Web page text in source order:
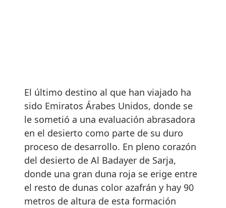
El último destino al que han viajado ha
sido Emiratos Árabes Unidos, donde se
le sometió a una evaluación abrasadora
en el desierto como parte de su duro
proceso de desarrollo. En pleno corazón
del desierto de Al Badayer de Sarja,
donde una gran duna roja se erige entre
el resto de dunas color azafrán y hay 90
metros de altura de esta formación